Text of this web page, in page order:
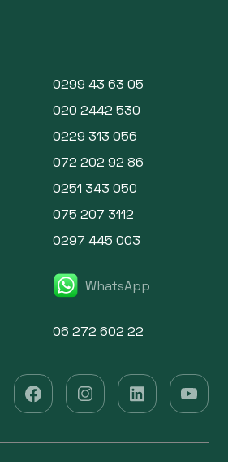
0299 43 63 05
020 2442 530
0229 313 056
072 202 92 86
0251 343 050
075 207 3112
0297 445 003
WhatsApp
06 272 602 22